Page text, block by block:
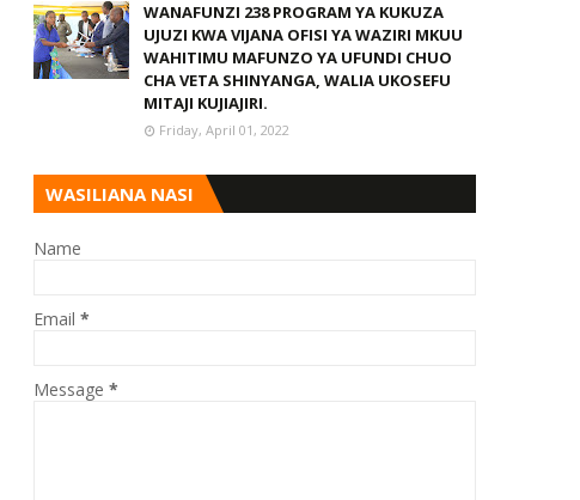
WANAFUNZI 238 PROGRAM YA KUKUZA
UJUZI KWA VIJANA OFISI YA WAZIRI MKUU
WAHITIMU MAFUNZO YA UFUNDI CHUO
CHA VETA SHINYANGA, WALIA UKOSEFU
MITAJI KUJIAJIRI.
Friday, April 01, 2022
WASILIANA NASI
Name
Email *
Message *